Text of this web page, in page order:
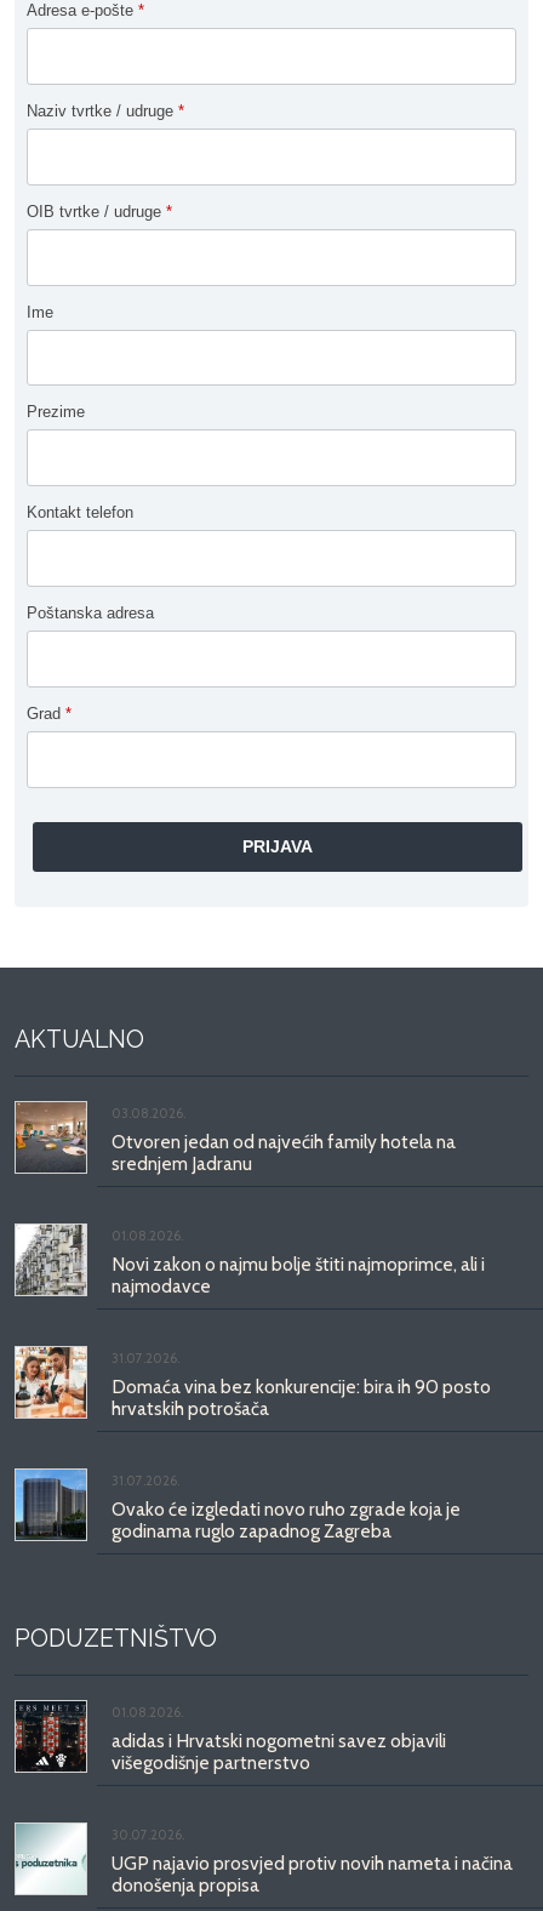
Adresa e-pošte *
Naziv tvrtke / udruge *
OIB tvrtke / udruge *
Ime
Prezime
Kontakt telefon
Poštanska adresa
Grad *
AKTUALNO
03.08.2026.
Otvoren jedan od najvećih family hotela na
srednjem Jadranu
01.08.2026.
Novi zakon o najmu bolje štiti najmoprimce, ali i
najmodavce
31.07.2026.
Domaća vina bez konkurencije: bira ih 90 posto
hrvatskih potrošača
31.07.2026.
Ovako će izgledati novo ruho zgrade koja je
godinama ruglo zapadnog Zagreba
PODUZETNIŠTVO
01.08.2026.
adidas i Hrvatski nogometni savez objavili
višegodišnje partnerstvo
30.07.2026.
UGP najavio prosvjed protiv novih nameta i načina
donošenja propisa